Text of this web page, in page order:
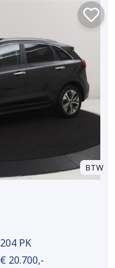
BTW
204 PK
€ 20.700,-